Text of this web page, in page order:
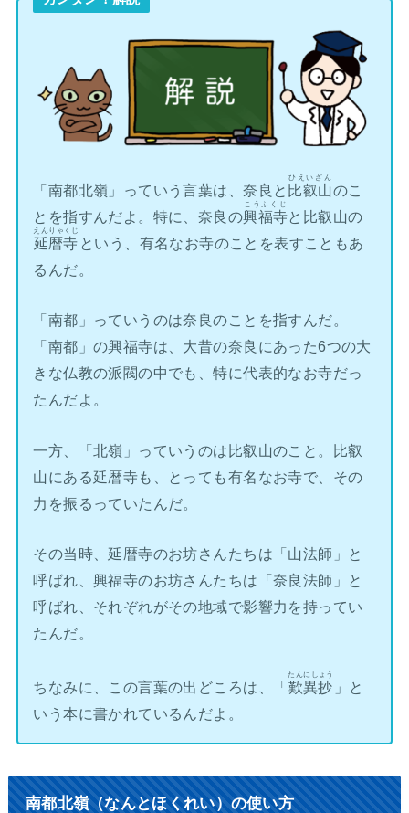
「南都北嶺」っていう言葉は、奈良と 比叡山
ひえいざん
のこ
とを指すんだよ。特に、奈良の興福寺
こうふくじ
と比叡山の
延暦寺
えんりゃくじ
という、有名なお寺のことを表すこともあ
るんだ。
「南都」っていうのは奈良のことを指すんだ。
「南都」の興福寺は、大昔の奈良にあった6つの大
きな仏教の派閥の中でも、特に代表的なお寺だっ
たんだよ。
一方、「北嶺」っていうのは比叡山のこと。比叡
山にある延暦寺も、とっても有名なお寺で、その
力を振るっていたんだ。
その当時、延暦寺のお坊さんたちは「山法師」と
呼ばれ、興福寺のお坊さんたちは「奈良法師」と
呼ばれ、それぞれがその地域で影響力を持ってい
たんだ。
ちなみに、この言葉の出どころは、「 歎異抄
たんにしょう
」と
いう本に書かれているんだよ。
南都北嶺（なんとほくれい）の使い方